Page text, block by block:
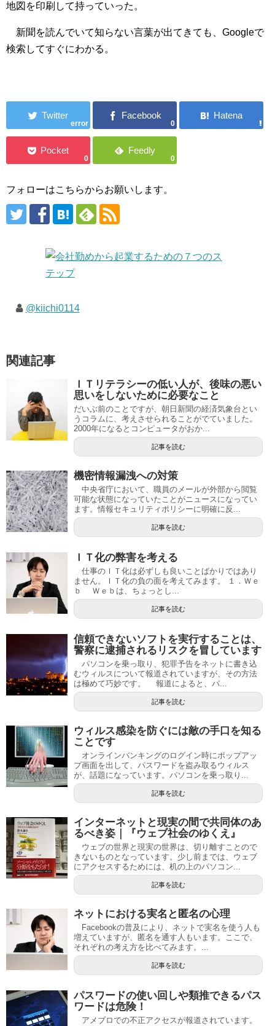
地図を印刷して持っていった。
新聞を読んでいて知らない言葉が出てきても、Googleで
検索してすぐにわかる。
error 0
0 0
フォローはこちらからお願いします。
@kiichi0114
関連記事
ＩＴリテラシーの低い人が、後味の悪い
思いをしないために必要なこと
だいぶ前のことですが、朝日新聞の経済気象台とい
うコラムに、考えさせられることがでていました。
2000年になるとコンピュータがおか...
記事を読む
機密情報漏洩への対策
中央省庁において、職員のメールが外部から閲覧
可能な状態になっていたことがニュースになってい
ます。情報セキュリティポリシーに明確に反...
記事を読む
ＩＴ化の弊害を考える
仕事のＩＴ化は必ずしも良いことばかりではあり
ません。ＩＴ化の負の面を考えてみます。 １．Ｗｅ
ｂ Ｗｅｂは、ちょっとし...
記事を読む
信頼できないソフトを実行することは、
警察に逮捕されるリスクを冒しています
パソコンを乗っ取り、犯罪予告をネットに書き込
むウィルスについて報道されていますが、その方法
は極めて巧妙です。 報道によると、パ...
記事を読む
ウィルス感染を防ぐには敵の手口を知る
ことです
オンラインバンキングのログイン時にポップアッ
プ画面を出して、パスワードを盗み取るウィルス
が、話題になっています。パソコンを乗っ取り...
記事を読む
インターネットと現実の間で共同体のあ
るべき姿｜『ウェブ社会のゆくえ』
ウェブの世界と現実の世界は、切り離すことので
きないものとなっています。少し前までは、ウェブ
にアクセスするためには、机の上のパソコン...
記事を読む
ネットにおける実名と匿名の心理
Facebookの普及により、ネットで実名を使う人も
増えていますが、匿名を通す人もいます。ここで、
それぞれの考え方を比べてみます。...
記事を読む
パスワードの使い回しや類推できるパス
ワードは危険！
アメブロでの不正アクセスが報道されています。